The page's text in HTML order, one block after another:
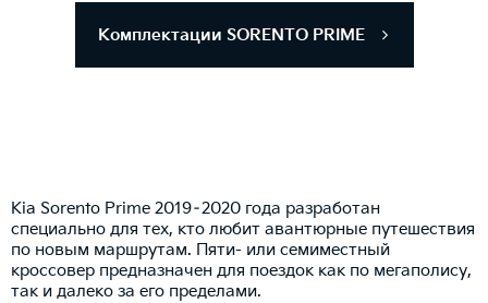
Комплектации SORENTO PRIME
Kia Sorento Prime 2019–2020 года разработан
специально для тех, кто любит авантюрные путешествия
по новым маршрутам. Пяти- или семиместный
кроссовер предназначен для поездок как по мегаполису,
так и далеко за его пределами.